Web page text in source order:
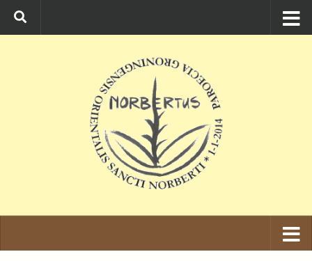
Ga naar de inhoud